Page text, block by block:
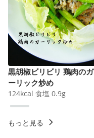
黒胡椒ビリビリ 鶏肉のガ
ーリック炒め
124kcal 食塩 0.9g
もっと見る